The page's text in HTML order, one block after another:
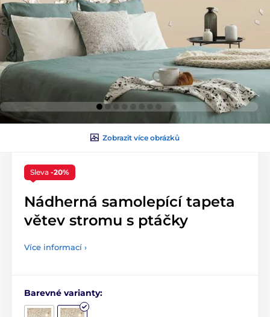
Zobrazit více obrázků
Sleva -20%
Nádherná samolepící tapeta
větev stromu s ptáčky
Více informací ›
Barevné varianty: